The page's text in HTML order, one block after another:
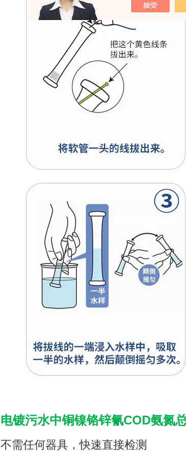
电镀污水中铜镍铬锌氰COD氨氮
不需任何器具，快速直接检测